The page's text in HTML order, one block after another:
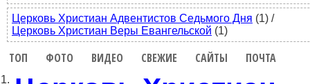
Церковь Христиан Адвентистов Седьмого Дня (1) /
Церковь Христиан Веры Евангельской (1)
ТОП ФОТО ВИДЕО СВЕЖИЕ САЙТЫ ПОЧТА
1.